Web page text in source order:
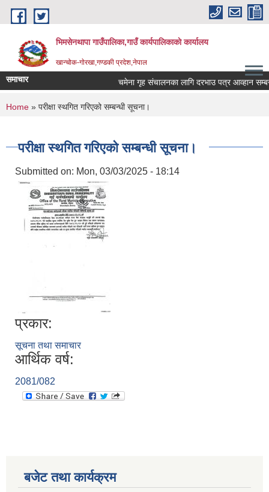
Skip to main content
भिमसेनथापा गाउँपालिका,गाउँ कार्यपालिकाकाे कार्यालय
खान्चोक-गाेरखा,गण्डकी प्रदेश,नेपाल
समाचार चमेना गृह संचालनका लागि दरभाउ पत्र आव्हान
You are here
Home » परीक्षा स्थगित गरिएको सम्बन्धी सूचना।
परीक्षा स्थगित गरिएको सम्बन्धी सूचना।
Submitted on: Mon, 03/03/2025 - 18:14
प्रकार:
सूचना तथा समाचार
आर्थिक वर्ष:
2081/082
बजेट तथा कार्यक्रम